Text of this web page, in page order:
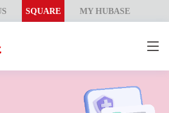
SQUARE MY HUBASE